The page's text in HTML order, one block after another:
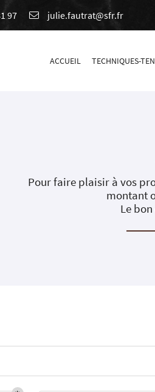
97
ACCUEIL TECHNIQUES-
commerciales à l'adresse
moment en utilisantle formulaire
Pour faire plaisir à vos
montant
Le